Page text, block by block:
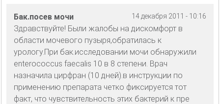
14 декабря 2011 - 10:16
Бак.посев мочи
Здравствуйте! Были жалобы на дискомфорт в
области мочевого пузыря,обратилась к
урологу.При бак.исследовании мочи обнаружили
enterococcus faecalis 10 в 8 степени. Врач
назначила цирфран (10 дней).в инструкции по
применению препарата четко фиксируется тот
факт, что чувствительность этих бактерий к пре